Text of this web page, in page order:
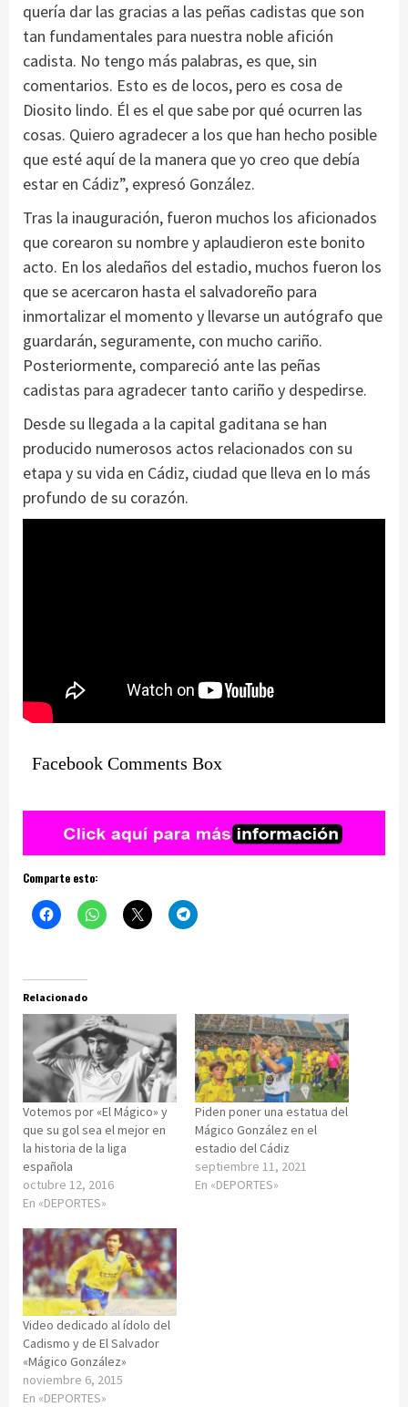
quería dar las gracias a las peñas cadistas que son
tan fundamentales para nuestra noble afición
cadista. No tengo más palabras, es que, sin
comentarios. Esto es de locos, pero es cosa de
Diosito lindo. Él es el que sabe por qué ocurren las
cosas. Quiero agradecer a los que han hecho posible
que esté aquí de la manera que yo creo que debía
estar en Cádiz”, expresó González.
Tras la inauguración, fueron muchos los aficionados
que corearon su nombre y aplaudieron este bonito
acto. En los aledaños del estadio, muchos fueron los
que se acercaron hasta el salvadoreño para
inmortalizar el momento y llevarse un autógrafo que
guardarán, seguramente, con mucho cariño.
Posteriormente, compareció ante las peñas
cadistas para agradecer tanto cariño y despedirse.
Desde su llegada a la capital gaditana se han
producido numerosos actos relacionados con su
etapa y su vida en Cádiz, ciudad que lleva en lo más
profundo de su corazón.
Facebook Comments Box
Comparte esto:
Relacionado
Votemos por «El Mágico» y
que su gol sea el mejor en
la historia de la liga
española
octubre 12, 2016
En «DEPORTES»
Piden poner una estatua del
Mágico González en el
estadio del Cádiz
septiembre 11, 2021
En «DEPORTES»
Video dedicado al ídolo del
Cadismo y de El Salvador
«Mágico González»
noviembre 6, 2015
En «DEPORTES»